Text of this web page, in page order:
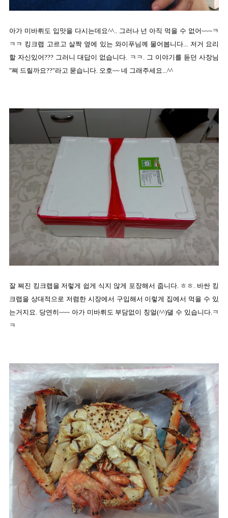
아가 미바뤼도 입맛을 다시는데요^^.. 그러나 넌 아직 먹을 수 없어~~~ㅋ
ㅋㅋ 킹크랩 고르고 살짝 옆에 있는 와이푸님께 물어봅니다... 저거 요리
할 자신있어??? 그러니 대답이 없습니다. ㅋㅋ. 그 이야기를 듣던 사장님
"쪄 드릴까요??"라고 묻습니다. 오호~~ 네 그래주세요...^^
잘 쪄진 킹크랩을 저렇게 쉽게 식지 않게 포장해서 줍니다. ㅎㅎ. 바싼 킹
크랩을 상대적으로 저렴한 시장에서 구입해서 이렇게 집에서 먹을 수 있
는거지요. 당연히~~~ 아가 미바뤼도 부담없이 칭얼(^^)댈 수 있습니다.ㅋ
ㅋ